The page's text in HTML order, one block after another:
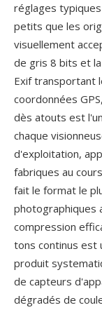
réglages
petits que les
visuellement
de gris 8 bits et
Exif transportant
coordonnées
dès atouts est
chaque
d'exploitation,
fabriques au
fait le format le
photographiques
compression
tons continus est
produit
de capteurs
dégradés de